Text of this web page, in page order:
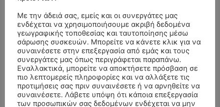
Με την άδειά σας, εμείς και οι συνεργάτες μας
ενδέχεται να χρησιμοποιήσουμε ακριβή δεδομένα
γεωγραφικής τοποθεσίας και ταυτοποίησης μέσω
σάρωσης συσκευών. Μπορείτε να κάνετε κλικ για να
συναινέσετε στην επεξεργασία από εμάς και τους
συνεργάτες μας όπως περιγράφεται παραπάνω.
Εναλλακτικά, μπορείτε να αποκτήσετε πρόσβαση σε
πιο λεπτομερείς πληροφορίες και να αλλάξετε τις
προτιμήσεις σας πριν συναινέσετε ή να αρνηθείτε να
συναινέσετε. Λάβετε υπόψη ότι κάποια επεξεργασία
των προσωπικών σας δεδομένων ενδέχεται να μην